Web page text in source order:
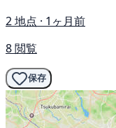
2 地点 · 1ヶ月前
8 閲覧
保存